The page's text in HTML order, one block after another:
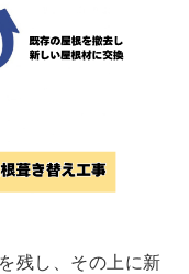
残し、その上に新